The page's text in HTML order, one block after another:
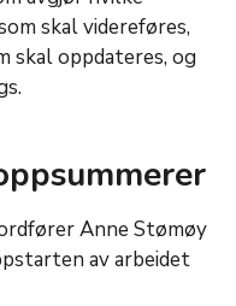
skal videreføres,
skal oppdateres, og
Anne Stømøy
av arbeidet